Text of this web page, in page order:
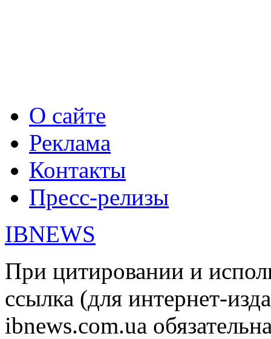
О сайте
Реклама
Контакты
Пресс-релизы
IBNEWS
При цитировании и
ссылка (для интернет-
ibnews.com.ua